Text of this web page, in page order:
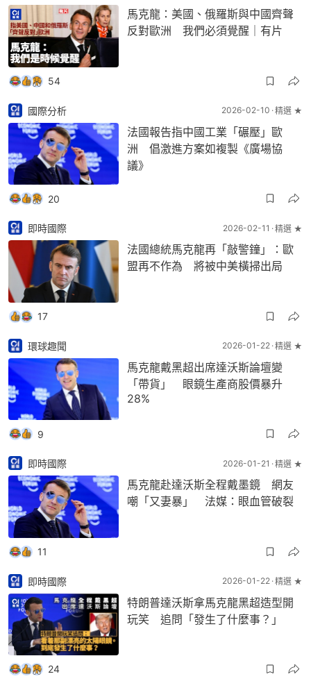
馬克龍：美國、俄羅斯與中國齊聲
反對歐洲 我們必須覺醒｜有片
54
國際分析 2026-02-10 精選 ★
法國報告指中國工業「碾壓」歐
洲 倡激進方案如複製《廣場協
議》
20
即時國際 2026-02-11 精選 ★
法國總統馬克龍再「敲警鐘」：歐
盟再不作為 將被中美橫掃出局
17
環球趣聞 2026-01-22 精選 ★
馬克龍戴黑超出席達沃斯論壇變
「帶貨」 眼鏡生產商股價暴升
28%
9
即時國際 2026-01-21 精選 ★
馬克龍赴達沃斯全程戴墨鏡 網友
嘲「又妻暴」 法媒：眼血管破裂
11
即時國際 2026-01-22 精選 ★
特朗普達沃斯拿馬克龍黑超造型開
玩笑 追問「發生了什麼事？」
24